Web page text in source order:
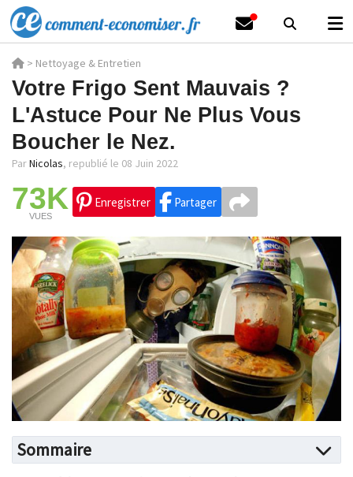
> Nettoyage & Entretien
Votre Frigo Sent Mauvais ?
L'Astuce Pour Ne Plus Vous
Boucher le Nez.
ParNicolas, republié le 08 Juin 2022
73K
VUES
Enregistrer Partager
Sommaire